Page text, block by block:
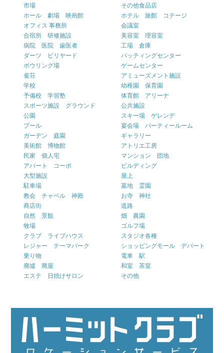
市場
その他食品店
ホール 劇場 映画館
ホテル 旅館 コテージ
オフィス 事務所
会議室
合宿所 研修施設
美容室 理容室
病院 医院 歯医者
工場 倉庫
ダーツ ビリヤード
バッティングセンター
ボウリング場
ゲームセンター
雀荘
アミューズメント施設
学校
幼稚園 保育園
予備校 学習塾
体育館 アリーナ
スポーツ施設 グラウンド
公共施設
公園
スキー場 ゲレンデ
プール
宴会場 パーティールーム
ガーデン 庭園
ギャラリー
美術館 博物館
アトリエ工房
民家 個人宅
マンション 団地
アパート コーポ
ビルディング
大型施設
屋上
駐車場
墓地 霊園
教会 チャペル 神殿
お寺 神社
商店街
道路
自然 景観
畑 農園
牧場
ゴルフ場
クラブ ライブハウス
スタジオ各種
レジャー テーマパーク
ショッピングモール デパート
乗り物
電車 駅
廃墟 廃屋
和室 茶室
エステ 日焼けサロン
その他